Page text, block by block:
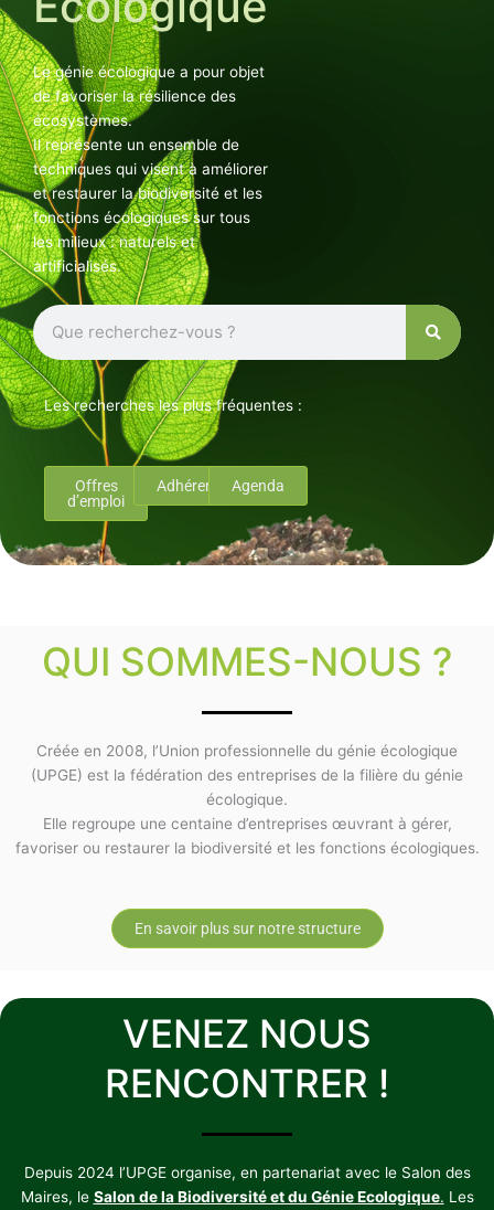
Le génie écologique a pour objet
de favoriser la résilience des
écosystèmes.
Il représente un ensemble de
techniques qui visent à améliorer
et restaurer la biodiversité et les
fonctions écologiques sur tous
les milieux : naturels et
artificialisés.
Rechercher
Les recherches les plus fréquentes :
Offres
d’emploi
Adhérents Agenda
QUI SOMMES-NOUS ?
Créée en 2008, l’Union professionnelle du génie écologique
(UPGE) est la fédération des entreprises de la filière du génie
écologique.
Elle regroupe une centaine d’entreprises œuvrant à gérer,
favoriser ou restaurer la biodiversité et les fonctions écologiques.
En savoir plus sur notre structure
VENEZ NOUS
RENCONTRER !
Depuis 2024 l’UPGE organise, en partenariat avec le Salon des
Maires, le Salon de la Biodiversité et du Génie Ecologique. Les